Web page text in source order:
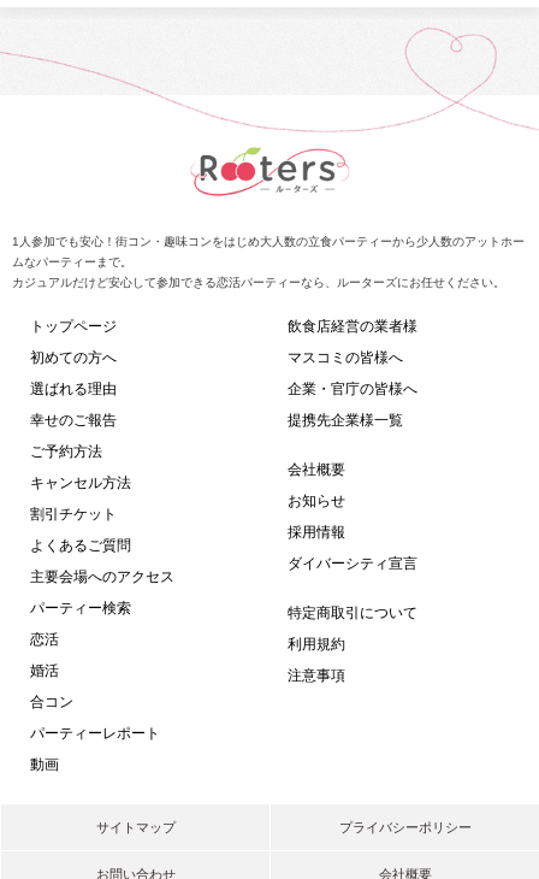
1人参加でも安心！街コン・趣味コンをはじめ大人数の立食パーティーから少人数のアットホー
ムなパーティーまで。
カジュアルだけど安心して参加できる恋活パーティーなら、ルーターズにお任せください。
トップページ
初めての方へ
選ばれる理由
幸せのご報告
ご予約方法
キャンセル方法
割引チケット
よくあるご質問
主要会場へのアクセス
パーティー検索
恋活
婚活
合コン
パーティーレポート
動画
飲食店経営の業者様
マスコミの皆様へ
企業・官庁の皆様へ
提携先企業様一覧
会社概要
お知らせ
採用情報
ダイバーシティ宣言
特定商取引について
利用規約
注意事項
サイトマップ プライバシーポリシー
お問い合わせ 会社概要